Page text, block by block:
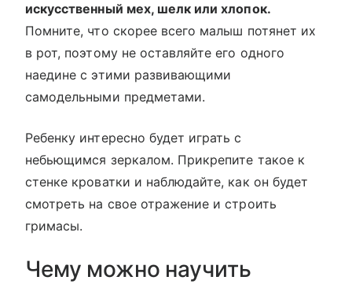
искусственный мех, шелк или хлопок.
Помните, что скорее всего малыш потянет их
в рот, поэтому не оставляйте его одного
наедине с этими развивающими
самодельными предметами.
Ребенку интересно будет играть с
небьющимся зеркалом. Прикрепите такое к
стенке кроватки и наблюдайте, как он будет
смотреть на свое отражение и строить
гримасы.
Чему можно научить